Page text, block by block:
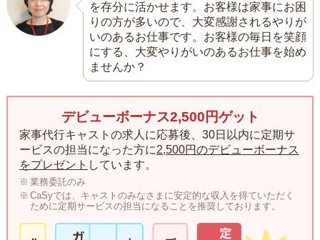
を存分に活かせます。お客様は家事にお困
りの方が多いので、大変感謝されるやりが
いのあるお仕事です。お客様の毎日を笑顔
にする、大変やりがいのあるお仕事を始め
ませんか？
デビューボーナス2,500円ゲット
家事代行キャストの求人に応募後、30日以内に定期サ
ービスの担当になった方に2,500円のデビューボーナス
をプレゼント しています。
業務委託のみ
CaSyでは、キャストのみなさまに安定的な収入を得ていただく
ために定期サービスの担当になることを推奨しております。